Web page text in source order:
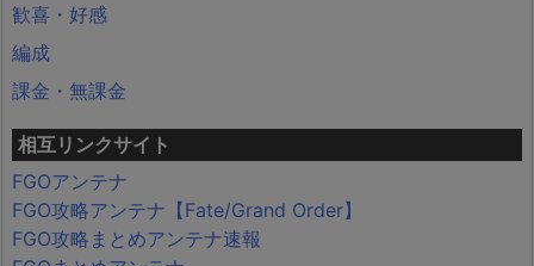
歓喜・好感
編成
課金・無課金
相互リンクサイト
FGOアンテナ
FGO攻略アンテナ【Fate/Grand Order】
FGO攻略まとめアンテナ速報